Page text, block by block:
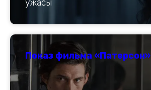
ужасы
Показ фильма «Патерсон»